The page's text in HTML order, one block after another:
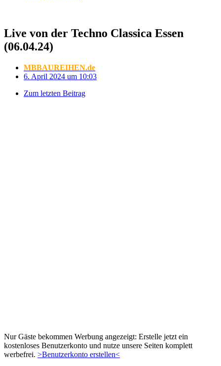
Live von der Techno Classica Essen
(06.04.24)
MBBAUREIHEN.de
6. April 2024 um 10:03
Zum letzten Beitrag
Nur Gäste bekommen Werbung angezeigt: Erstelle jetzt ein
kostenloses Benutzerkonto und nutze unsere Seiten komplett
werbefrei. >Benutzerkonto erstellen<